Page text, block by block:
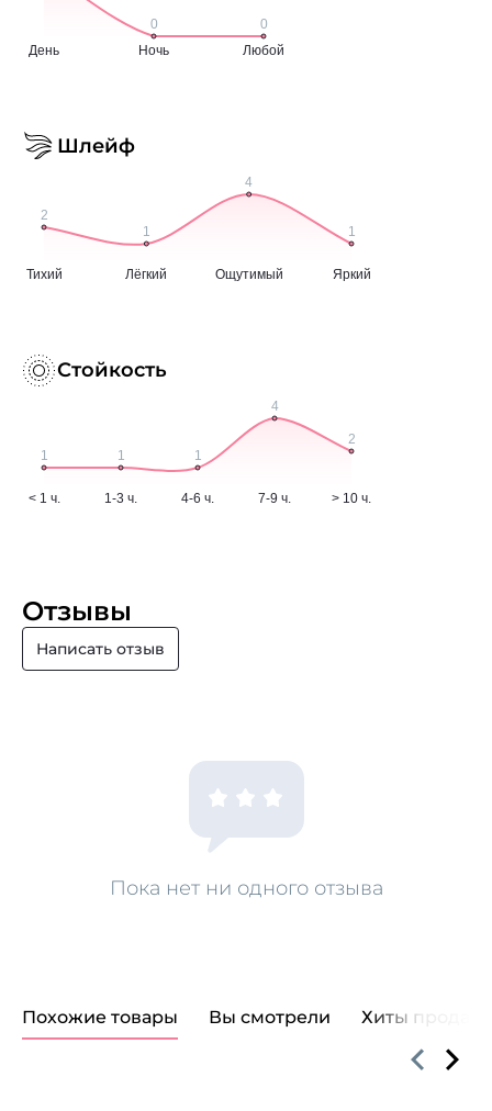
Шлейф
Стойкость
Отзывы
Написать отзыв
Пока нет ни одного отзыва
Похожие товары Вы смотрели Хиты продаж